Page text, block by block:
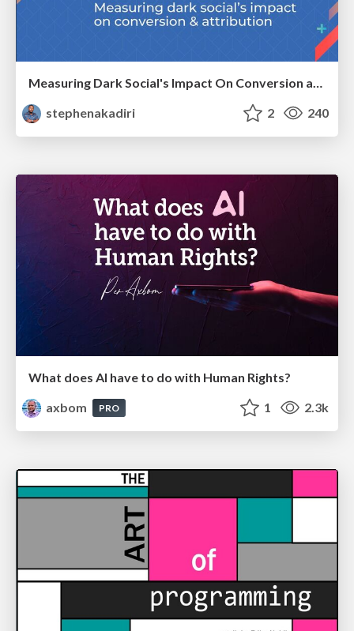
Measuring Dark Social's Impact On Conversion and Attribution
stephenakadiri
2 240
What does AI have to do with Human Rights?
axbom
PRO 1 2.3k